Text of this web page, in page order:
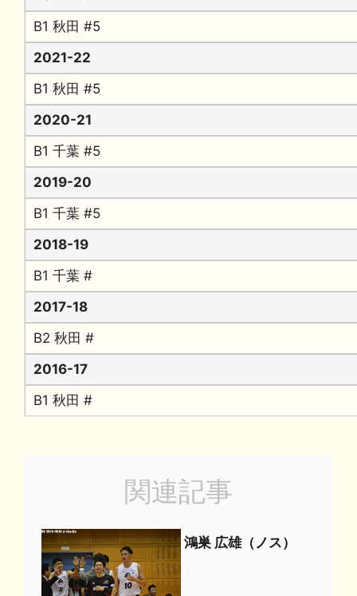
B1 秋田 #5
2021-22
B1 秋田 #5
2020-21
B1 千葉 #5
2019-20
B1 千葉 #5
2018-19
B1 千葉 #
2017-18
B2 秋田 #
2016-17
B1 秋田 #
関連記事
鴻巣 広雄（ノス）